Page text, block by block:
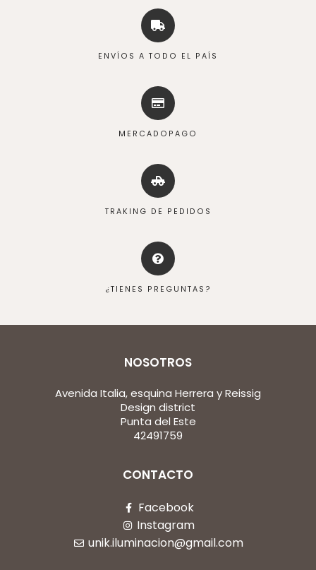
ENVÍOS A TODO EL PAÍS
MERCADOPAGO
TRAKING DE PEDIDOS
¿TIENES PREGUNTAS?
NOSOTROS
Avenida Italia, esquina Herrera y Reissig
Design district
Punta del Este
42491759
CONTACTO
Facebook
Instagram
unik.iluminacion@gmail.com